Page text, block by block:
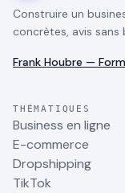
Construire un
concrètes, avis sans
Frank Houbre —
THÉMATIQUES
Business en ligne
E-commerce
Dropshipping
TikTok